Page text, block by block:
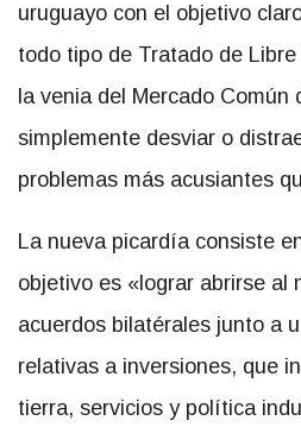
uruguayo con el objetivo
todo tipo de Tratado de
la venia del Mercado Común
simplemente desviar o
problemas más acusiantes
La nueva picardía consiste
objetivo es «lograr abrirse al
acuerdos bilatérales junto a
relativas a inversiones, que
tierra, servicios y política